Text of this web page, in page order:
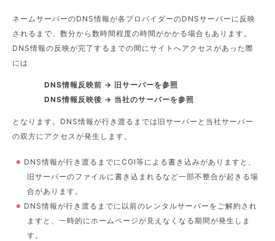
ネームサーバーのDNS情報が各プロバイダーのDNSサーバーに反映
されるまで、数分から数時間程度の時間がかかる場合もあります。
DNS情報の反映が完了するまでの間にサイトへアクセスがあった際
には
DNS情報反映前 → 旧サーバーを参照
DNS情報反映後 → 当社のサーバーを参照
となります。DNS情報が行き渡るまでは旧サーバーと当社サーバー
の双方にアクセスが発生します。
※ DNS情報が行き渡るまでにCGI等による書き込みがありますと、
旧サーバーのファイルに書き込まれるなど一部不整合が起きる場
合があります。
※ DNS情報が行き渡るまでに以前のレンタルサーバーをご解約され
ますと、一時的にホームページが見えなくなる期間が発生しま
す。